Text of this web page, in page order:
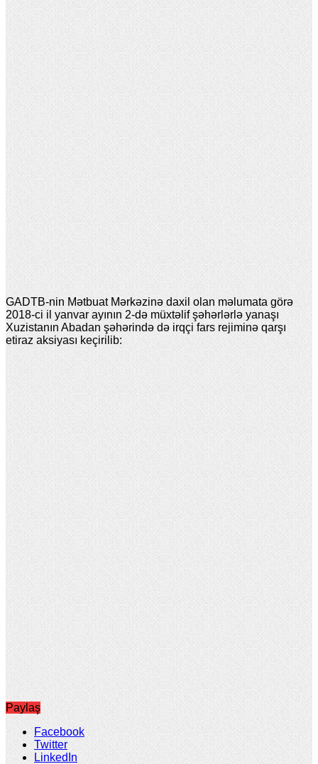
GADTB-nin Mətbuat Mərkəzinə daxil olan məlumata görə
2018-ci il yanvar ayının 2-də müxtəlif şəhərlərlə yanaşı
Xuzistanın Abadan şəhərində də irqçi fars rejiminə qarşı
etiraz aksiyası keçirilib:
Paylaş
Facebook
Twitter
LinkedIn